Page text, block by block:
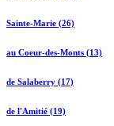
Sainte-Marie (26)
au Coeur-des-Monts (13)
de Salaberry (17)
de l'Amitié (19)